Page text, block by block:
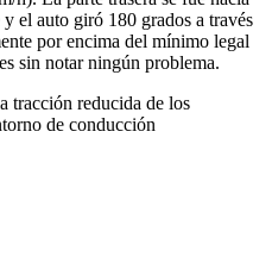
el auto giró 180 grados a través
por encima del mínimo legal
sin notar ningún problema.
tracción reducida de los
de conducción